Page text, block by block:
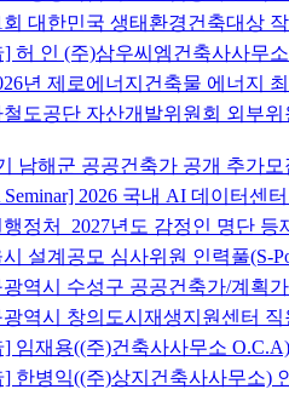
회 대한민국 생태환경건축대상
] 허 인 (주)삼우씨엠건축사사무
년 제로에너지건축물 에너지
철도공단 자산개발위원회 외부
남해군 공공건축가 공개 추가모
2026 국내 AI 데이터센
행정처_2027년도 감정인 명단
설계공모 심사위원 인력풀(S-
역시 수성구 공공건축가/계획
역시 창의도시재생지원센터
] 임재용((주)건축사사무소
] 한병익((주)상지건축사사무소)